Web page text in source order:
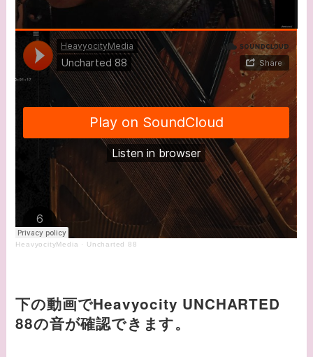
HeavyocityMedia · Uncharted 88
下の動画でHeavyocity UNCHARTED
88の音が確認できます。